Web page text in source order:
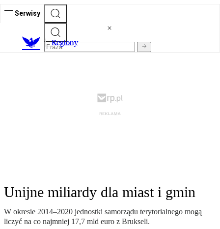
Serwisy
Regiony
Unijne miliardy dla miast i gmin
W okresie 2014–2020 jednostki samorządu terytorialnego mogą
liczyć na co najmniej 17,7 mld euro z Brukseli.